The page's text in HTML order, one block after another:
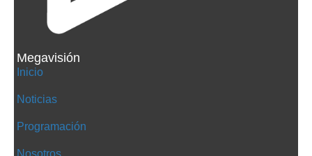
Megavisión
Inicio
Noticias
Programación